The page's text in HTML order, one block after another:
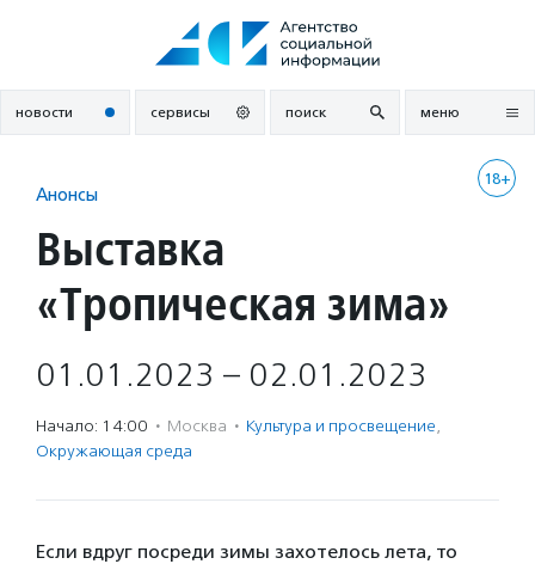
новости сервисы поиск меню
18+
Анонсы
Выставка
«Тропическая зима»
01.01.2023 – 02.01.2023
Начало: 14:00 · Москва · Культура и просвещение,
Окружающая среда
Если вдруг посреди зимы захотелось лета, то